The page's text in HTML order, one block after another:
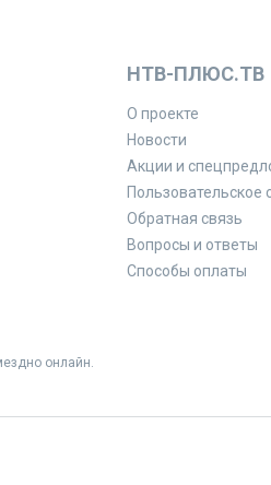
НТВ-ПЛЮС.ТВ
О проекте
Новости
Акции и
Пользовательское
Обратная связь
Вопросы и ответы
Способы оплаты
онлайн.